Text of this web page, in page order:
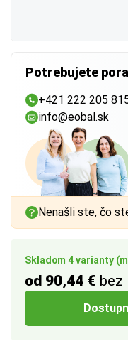
Skladom 4 varianty
od 90,44 € bez
Potrebujete
+421 222 205
info@eobal.sk
Nenašli ste, čo